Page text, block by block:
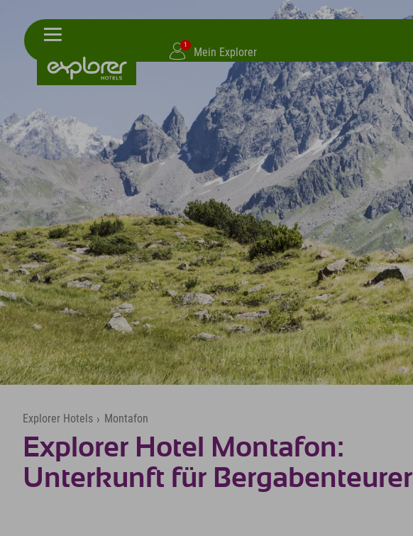
1
Mein Explorer
Explorer Hotels › Montafon
Explorer Hotel Montafon:
Unterkunft für Bergabenteurer